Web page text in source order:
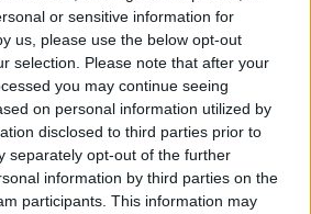
or sensitive information for
us, please use the below opt-out
selection. Please note that after your
you may continue seeing
on personal information utilized by
disclosed to third parties prior to
separately opt-out of the further
information by third parties on the
participants. This information may